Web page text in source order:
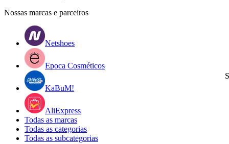
Nossas marcas e parceiros
Netshoes
Epoca Cosméticos
KaBuM!
AliExpress
Todas as marcas
Todas as categorias
Todas as subcategorias